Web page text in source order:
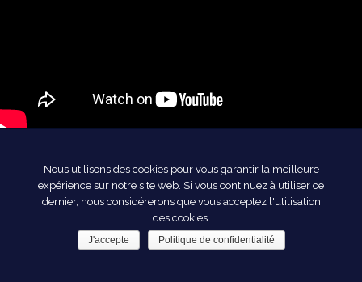
DEMANDE EN MARIAGE
ROMANTIQUE SUR LA PLAGE
Nous utilisons des cookies pour vous garantir la meilleure
expérience sur notre site web. Si vous continuez à utiliser ce
dernier, nous considérerons que vous acceptez l'utilisation
des cookies.
J'accepte Politique de confidentialité